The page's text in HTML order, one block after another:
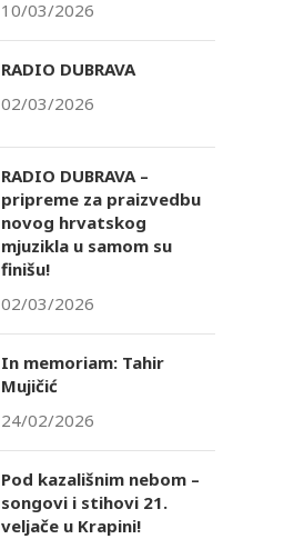
10/03/2026
RADIO DUBRAVA
02/03/2026
RADIO DUBRAVA –
pripreme za praizvedbu
novog hrvatskog
mjuzikla u samom su
finišu!
02/03/2026
In memoriam: Tahir
Mujičić
24/02/2026
Pod kazališnim nebom –
songovi i stihovi 21.
veljače u Krapini!